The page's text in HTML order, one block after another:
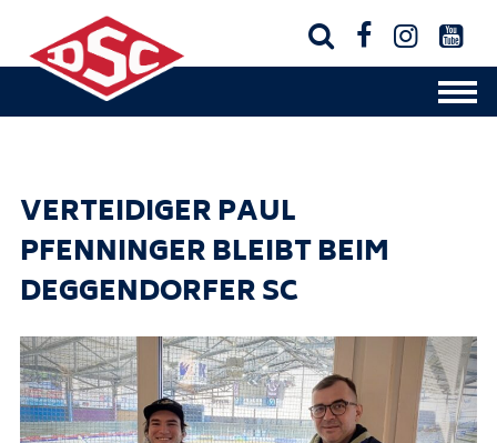
   
VERTEIDIGER PAUL
PFENNINGER BLEIBT BEIM
DEGGENDORFER SC